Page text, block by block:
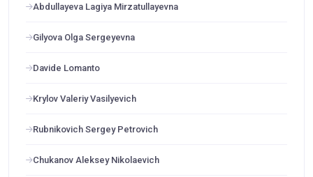
Abdullayeva Lagiya Mirzatullayevna
Gilyova Olga Sergeyevna
Davide Lomanto
Krylov Valeriy Vasilyevich
Rubnikovich Sergey Petrovich
Chukanov Aleksey Nikolaevich